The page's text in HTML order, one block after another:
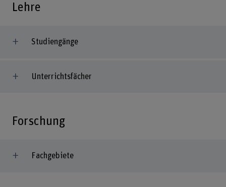
Lehre
Studiengänge
Unterrichtsfächer
Forschung
Fachgebiete